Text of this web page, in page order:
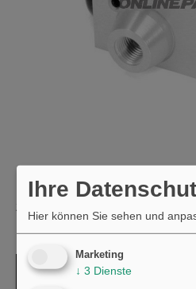
Z KERZE HR8MII33V BOS
Ihre
Hier können Sie sehen und
Marketing
↓ 3 Dienste